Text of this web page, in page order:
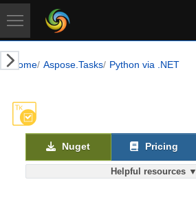
Home Aspose.Tasks Python via .NET
Helpful resources ▼
Nuget Pricing